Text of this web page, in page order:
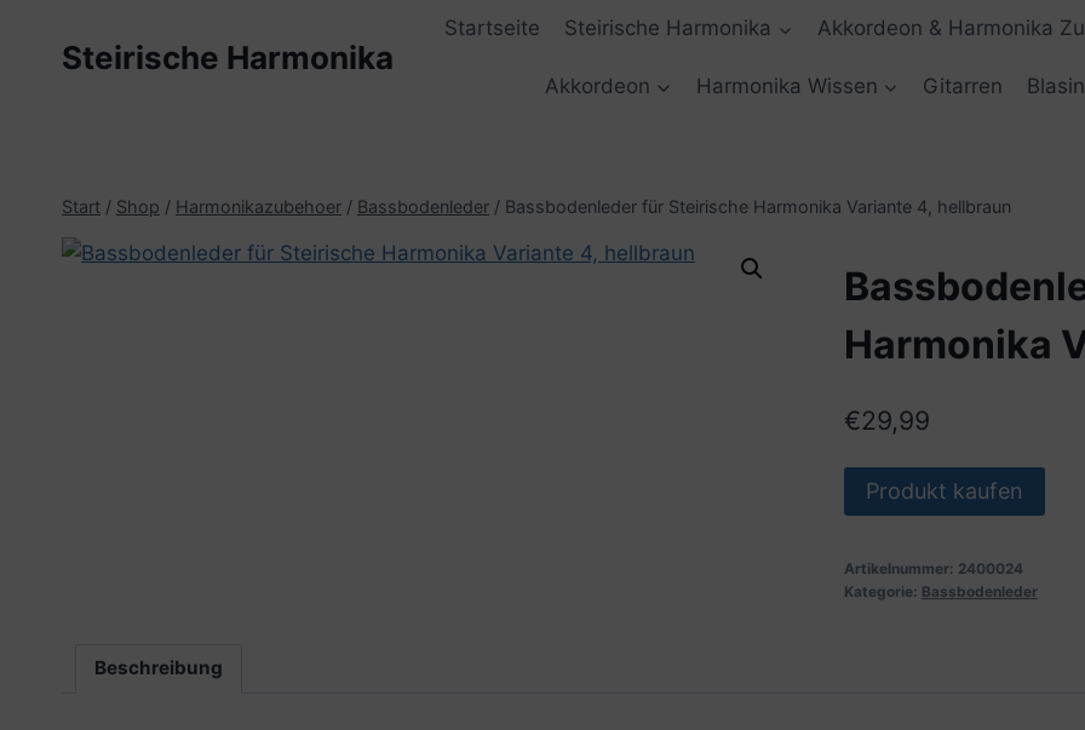
Steirische Harmonika
Startseite Steirische Harmonika Akkordeon & Harmonika
Akkordeon Harmonika Wissen Gitarren
Start / Shop / Harmonikazubehoer / Bassbodenleder / Bassbodenleder für Steirische Harmonika Variante 4, hellbraun
Harmonika
€29,99
Produkt kaufen
Artikelnummer: 2400024
Kategorie: Bassbodenleder
Beschreibung